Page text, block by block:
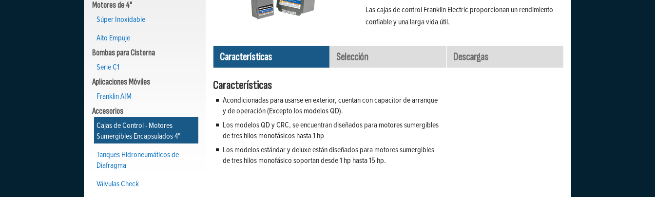
Las cajas de control Franklin Electric proporcionan un rendimiento
confiable y una larga vida útil.
Características Selección Descargas
Características
Acondicionadas para usarse en exterior, cuentan con capacitor de arranque
y de operación (Excepto los modelos QD).
Los modelos QD y CRC, se encuentran diseñados para motores sumergibles
de tres hilos monofásicos hasta 1 hp
Los modelos estándar y deluxe están diseñados para motores sumergibles
de tres hilos monofásico soportan desde 1 hp hasta 15 hp.
Motores de 4"
Súper Inoxidable
Alto Empuje
Bombas para Cisterna
Serie C1
Aplicaciones Móviles
Franklin AIM
Accesorios
Cajas de Control - Motores
Sumergibles Encapsulados 4"
Tanques Hidroneumáticos de
Diafragma
Válvulas Check